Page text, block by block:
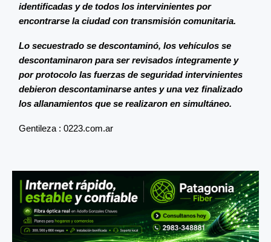
identificadas y de todos los intervinientes por
encontrarse la ciudad con transmisión comunitaria.
Lo secuestrado se descontaminó, los vehículos se
descontaminaron para ser revisados íntegramente y
por protocolo las fuerzas de seguridad intervinientes
debieron descontaminarse antes y una vez finalizado
los allanamientos que se realizaron en simultáneo.
Gentileza : 0223.com.ar